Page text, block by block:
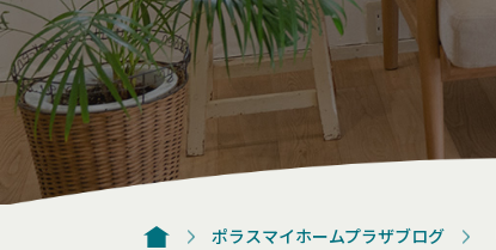
ポラスマイホームプラザブログ